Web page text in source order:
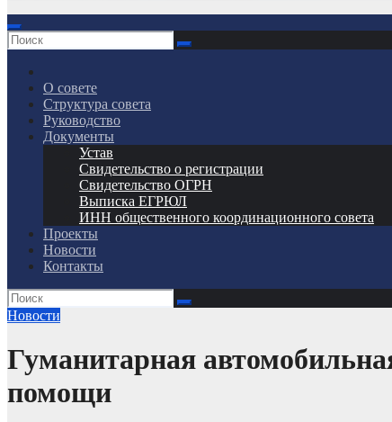
О совете
Структура совета
Руководство
Документы
Устав
Свидетельство о регистрации
Свидетельство ОГРН
Выписка ЕГРЮЛ
ИНН общественного координационного совета
Проекты
Новости
Контакты
Новости
Гуманитарная
помощи